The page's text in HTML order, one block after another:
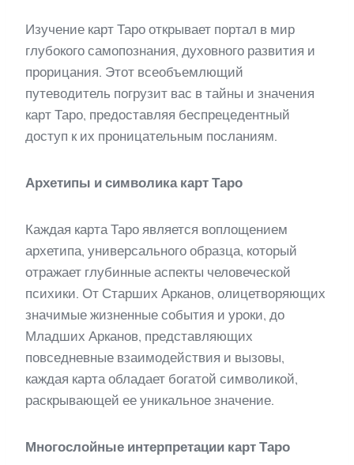
Изучение карт Таро открывает портал в мир
глубокого самопознания, духовного развития и
прорицания. Этот всеобъемлющий
путеводитель погрузит вас в тайны и значения
карт Таро, предоставляя беспрецедентный
доступ к их проницательным посланиям.
Архетипы и символика карт Таро
Каждая карта Таро является воплощением
архетипа, универсального образца, который
отражает глубинные аспекты человеческой
психики. От Старших Арканов, олицетворяющих
значимые жизненные события и уроки, до
Младших Арканов, представляющих
повседневные взаимодействия и вызовы,
каждая карта обладает богатой символикой,
раскрывающей ее уникальное значение.
Многослойные интерпретации карт Таро